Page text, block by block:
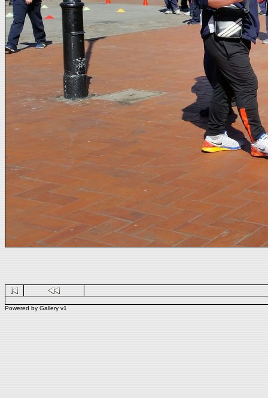
Powered by Gallery v1